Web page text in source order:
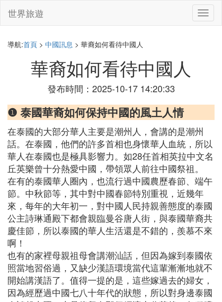
切
換
世界旅遊
導航:首頁 > 中國訊息 > 華裔如何看待中國人
華裔如何看待中國人
發布時間：2025-10-17 14:20:33
❶ ️泰國華裔如何保持中國的風土人情
在泰國的大部分華人主要是潮州人，會講的是潮州
話。在泰國，他們的許多首相也身懷華人血統，所以
華人在泰國也是極具影響力。如28任首相英拉中文名
丘英樂曾十分熱愛中國，帶領眾人前往中國祭祖。
在有的泰國華人圈內，也流行過中國農歷春節、端午
節。中秋節等，其中對中國春節特別重視，近幾年
來，每年的大年初一，對中國人民持親善態度的泰國
公主詩琳通殿下都會親臨曼谷唐人街，與泰國華裔共
慶佳節，所以泰國的華人生活還是不錯的，羨慕不來
啊！
也有的家裡母親祖母會講潮汕話，但因為嫁到泰國依
照當地習俗過，又缺少漢語環境當代這輩漸漸地就不
開始講漢語了。值得一提的是，這些嫁過去的婦女，
因為經歷過中國七八十年代的狀態，所以對身邊泰國